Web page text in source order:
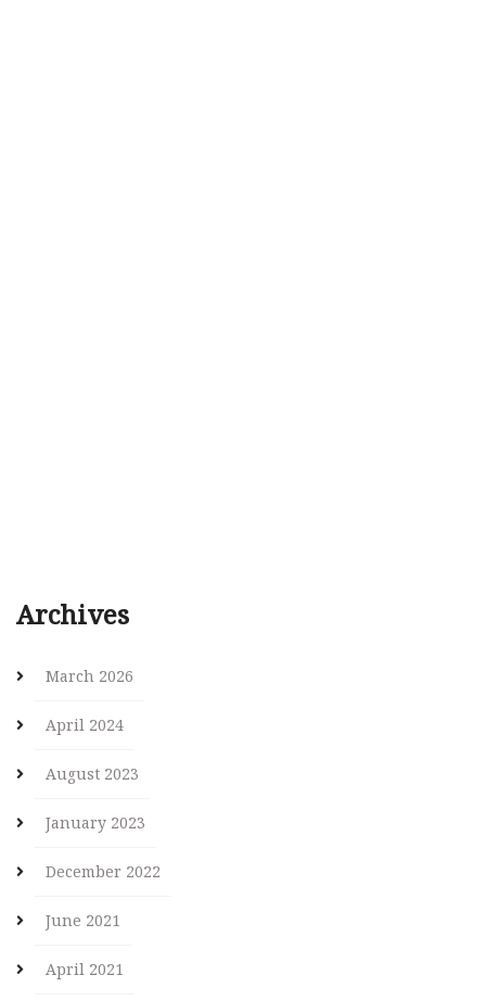
Archives
March 2026
April 2024
August 2023
January 2023
December 2022
June 2021
April 2021